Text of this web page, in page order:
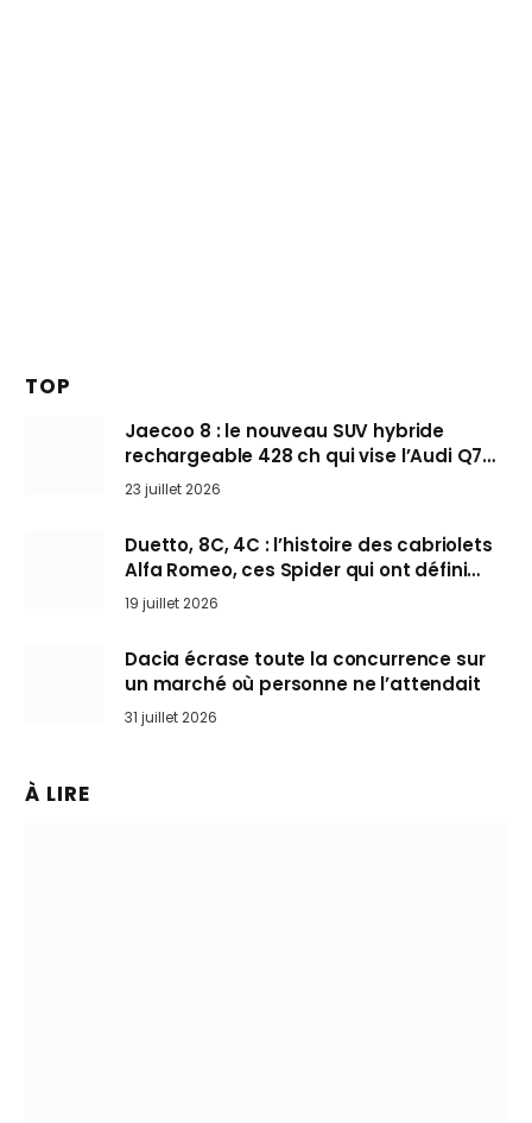
TOP
Jaecoo 8 : le nouveau SUV hybride
rechargeable 428 ch qui vise l’Audi Q7
arrive en Europe cet automne
23 juillet 2026
Duetto, 8C, 4C : l’histoire des cabriolets
Alfa Romeo, ces Spider qui ont défini
l’art de rouler cheveux au vent
19 juillet 2026
Dacia écrase toute la concurrence sur
un marché où personne ne l’attendait
31 juillet 2026
À LIRE